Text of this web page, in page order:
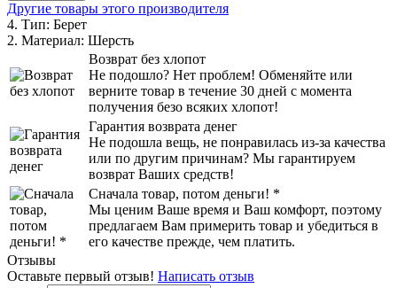
Другие товары этого производителя
4. Тип: Берет
2. Материал: Шерсть
Возврат без хлопот
Не подошло? Нет проблем! Обменяйте или
верните товар в течение 30 дней с момента
получения безо всяких хлопот!
Гарантия возврата денег
Не подошла вещь, не понравилась из-за качества
или по другим причинам? Мы гарантируем
возврат Ваших средств!
Сначала товар, потом деньги! *
Мы ценим Ваше время и Ваш комфорт, поэтому
предлагаем Вам примерить товар и убедиться в
его качестве прежде, чем платить.
Отзывы
Оставьте первый отзыв! Написать отзыв